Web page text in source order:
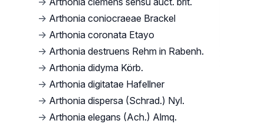
→ Arthonia coniocraeae Brackel
→ Arthonia coronata Etayo
→ Arthonia destruens Rehm in Rabenh.
→ Arthonia didyma Körb.
→ Arthonia digitatae Hafellner
→ Arthonia dispersa (Schrad.) Nyl.
→ Arthonia elegans (Ach.) Almq.